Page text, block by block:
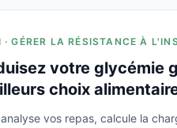
· GÉRER LA RÉSISTANCE À
votre glycémie
choix
vos repas, calcule la